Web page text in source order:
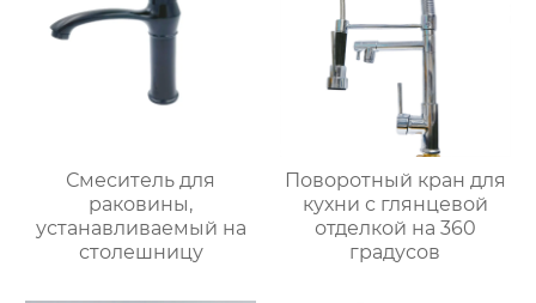
Смеситель для
раковины,
устанавливаемый на
столешницу
Поворотный кран для
кухни с глянцевой
отделкой на 360
градусов